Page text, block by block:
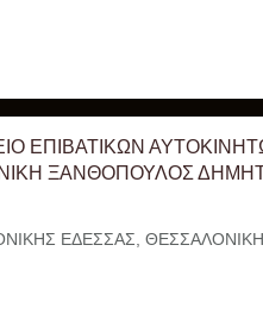
ΕΠΙΒΑΤΙΚΩΝ
ΞΑΝΘΟΠΟΥΛΟΣ
ΕΔΕΣΣΑΣ,